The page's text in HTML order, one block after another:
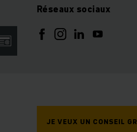
Réseaux sociaux
JE VEUX UN CONSEIL